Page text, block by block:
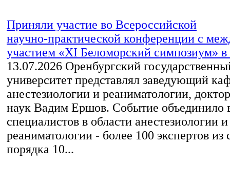
Приняли участие во Всероссийской
научно‑практической конференции с
участием «XI Беломорский симпозиум» в
13.07.2026 Оренбургский
университет представлял заведующий
анестезиологии и реаниматологии,
наук Вадим Ершов. Событие объединило
специалистов в области анестезиологии и
реаниматологии - более 100 экспертов из
порядка 10...